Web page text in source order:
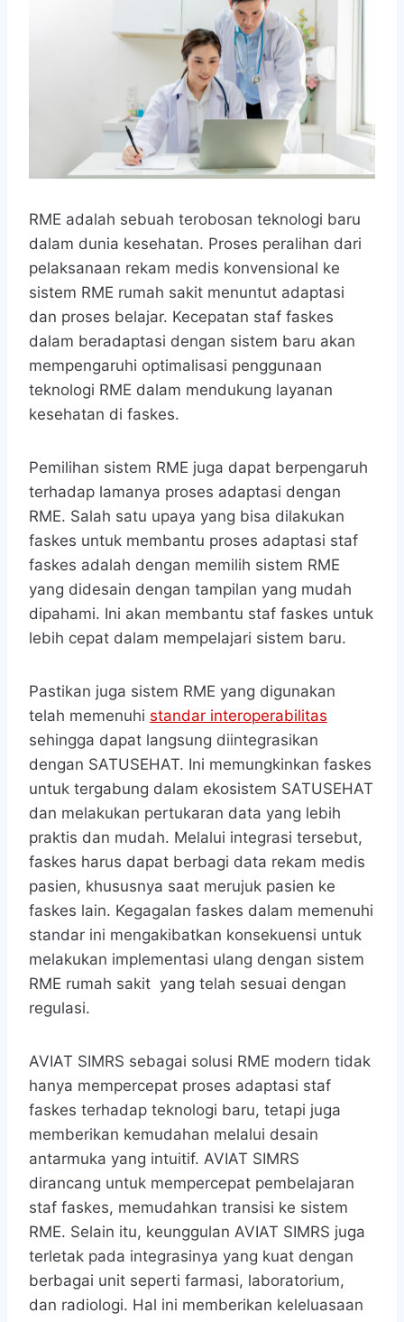
RME adalah sebuah terobosan teknologi baru
dalam dunia kesehatan. Proses peralihan dari
pelaksanaan rekam medis konvensional ke
sistem RME rumah sakit menuntut adaptasi
dan proses belajar. Kecepatan staf faskes
dalam beradaptasi dengan sistem baru akan
mempengaruhi optimalisasi penggunaan
teknologi RME dalam mendukung layanan
kesehatan di faskes.
Pemilihan sistem RME juga dapat berpengaruh
terhadap lamanya proses adaptasi dengan
RME. Salah satu upaya yang bisa dilakukan
faskes untuk membantu proses adaptasi staf
faskes adalah dengan memilih sistem RME
yang didesain dengan tampilan yang mudah
dipahami. Ini akan membantu staf faskes untuk
lebih cepat dalam mempelajari sistem baru.
Pastikan juga sistem RME yang digunakan
telah memenuhi standar interoperabilitas
sehingga dapat langsung diintegrasikan
dengan SATUSEHAT. Ini memungkinkan faskes
untuk tergabung dalam ekosistem SATUSEHAT
dan melakukan pertukaran data yang lebih
praktis dan mudah. Melalui integrasi tersebut,
faskes harus dapat berbagi data rekam medis
pasien, khususnya saat merujuk pasien ke
faskes lain. Kegagalan faskes dalam memenuhi
standar ini mengakibatkan konsekuensi untuk
melakukan implementasi ulang dengan sistem
RME rumah sakit yang telah sesuai dengan
regulasi.
AVIAT SIMRS sebagai solusi RME modern tidak
hanya mempercepat proses adaptasi staf
faskes terhadap teknologi baru, tetapi juga
memberikan kemudahan melalui desain
antarmuka yang intuitif. AVIAT SIMRS
dirancang untuk mempercepat pembelajaran
staf faskes, memudahkan transisi ke sistem
RME. Selain itu, keunggulan AVIAT SIMRS juga
terletak pada integrasinya yang kuat dengan
berbagai unit seperti farmasi, laboratorium,
dan radiologi. Hal ini memberikan keleluasaan